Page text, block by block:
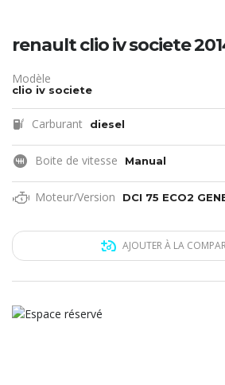
renault clio iv societe
Modèle
clio iv societe
Carburant diesel
Boite de vitesse Manual
Moteur/Version DCI 75 ECO2
AJOUTER À LA